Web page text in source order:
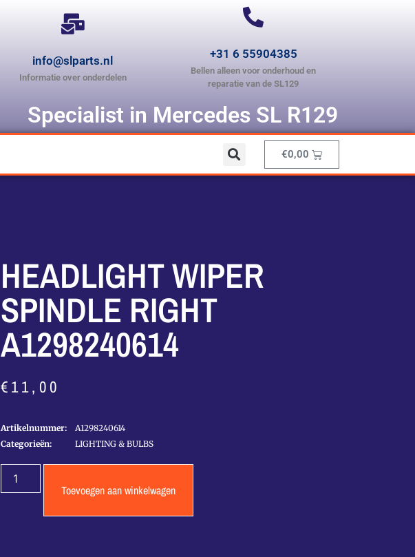
info@slparts.nl
Informatie over onderdelen
+31 6 55904385
Bellen alleen voor onderhoud en
reparatie van de SL129
Specialist in Mercedes SL R129
€0,00
HEADLIGHT WIPER
SPINDLE RIGHT
A1298240614
€11,00
Artikelnummer:
A1298240614
Categorieën:
LIGHTING & BULBS
Toevoegen aan winkelwagen